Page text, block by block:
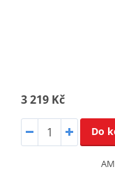
3 219 Kč
Do